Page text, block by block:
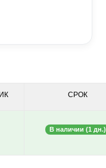
СРОК
В наличии (1 дн.)